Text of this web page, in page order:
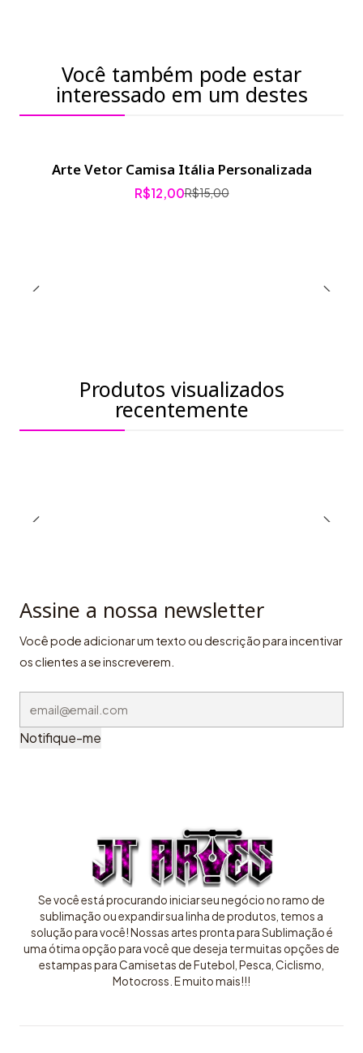
Você também pode estar
interessado em um destes
-20% de desconto
Arte Vetor Camisa Itália Personalizada
R$12,00R$15,00
Produtos visualizados
recentemente
Assine a nossa newsletter
Você pode adicionar um texto ou descrição para incentivar
os clientes a se inscreverem.
Notifique-me
Se você está procurando iniciar seu negócio no ramo de
sublimação ou expandir sua linha de produtos, temos a
solução para você! Nossas artes pronta para Sublimação é
uma ótima opção para você que deseja ter muitas opções de
estampas para Camisetas de Futebol, Pesca, Ciclismo,
Motocross. E muito mais!!!